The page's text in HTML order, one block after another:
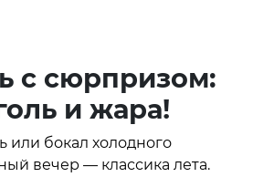
с сюрпризом:
и жара!
или бокал холодного
вечер — классика лета.